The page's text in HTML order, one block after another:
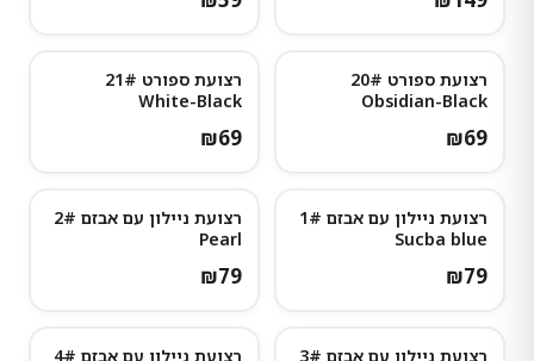
רצועת ספורט 20#
Obsidian-Black
₪69
רצועת ספורט 21#
White-Black
₪69
רצועת ניילון עם אבזם 1#
Sucba blue
₪79
רצועת ניילון עם אבזם 2#
Pearl
₪79
רצועת ניילון עם אבזם 3#
נותרו מעט
רצועת ניילון עם אבזם 4#